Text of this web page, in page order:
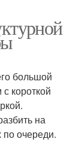
большой
короткой
на
очереди.